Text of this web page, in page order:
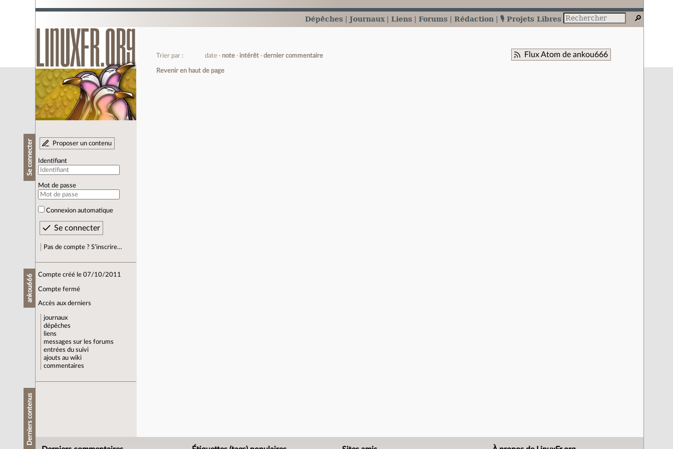
Dépêches Journaux Liens Forums Rédaction 🎙️ Projets Libres
Se connecter Proposer un contenu
Identifiant
Mot de passe
Connexion automatique
Pas de compte ? S’inscrire…
ankou666 Compte créé le 07/10/2011
Compte fermé
Accès aux derniers
journaux
dépêches
liens
messages sur les forums
entrées du suivi
ajouts au wiki
commentaires
Derniers contenus
Flux Atom de ankou666
Trier par : date note intérêt dernier commentaire
Revenir en haut de page